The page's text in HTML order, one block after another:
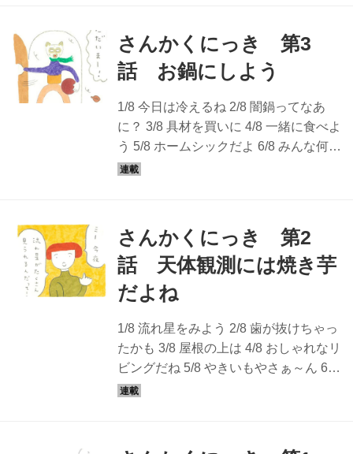
るマンガ「さんかくにっき」。ねこの
「ミー」、人間の「ムー」、くまの人
形の「セモ」。へんてこで楽しい3人の
す。 ひろせべに イラストレーター・漫
画家・粘土作家。京都生まれ、京都在
住。絵本や装画、雑誌などで、イラス
トや作品を発表。3匹の猫と暮らしてい
さんかくにっき 第3
話 お鍋にしよう
1/8 今日は冷えるね 2/8 闇鍋ってなあ
に？ 3/8 具材を買いに 4/8 一緒に食べよ
う 5/8 ホームシックだよ 6/8 みんな何を
入れるかな？ 7/8 闇鍋、完成！ 8/8 ごっ
お届けするマンガ「さんかくにっ
き」。ねこの「ミー」、人間の「ム
ー」、くまの人形の「セモ」。へんて
こで楽しい3人の暮らしは奇想天外につ
ながっていきます。 ひろせべに イラス
トレーター・漫画家・粘土作家。京都
生まれ、京都在住。絵本や装画、雑誌
などで、イラストや作品を発表。3匹の
猫と暮らしている。
さんかくにっき 第2
話 天体観測には焼き芋
だよね
1/8 流れ星をみよう 2/8 歯が抜けちゃっ
たかも 3/8 屋根の上は 4/8 おしゃれなリ
ビングだね 5/8 やきいもやさぁ～ん 6/8
ミー、危機一髪 7/8 流れ星、見えない
べにさんがお届けするマンガ「さんか